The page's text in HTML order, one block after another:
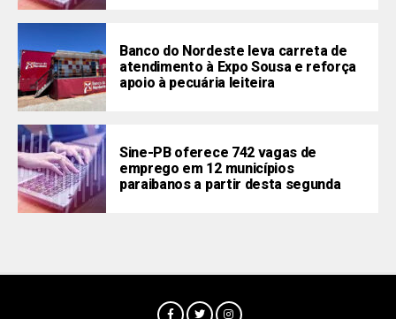
Banco do Nordeste leva carreta de
atendimento à Expo Sousa e reforça
apoio à pecuária leiteira
Sine-PB oferece 742 vagas de
emprego em 12 municípios
paraibanos a partir desta segunda